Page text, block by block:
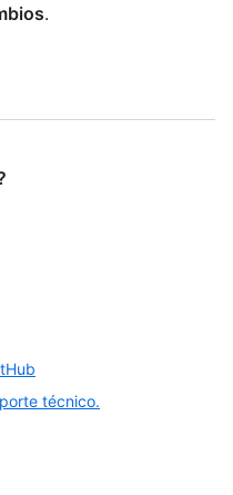
.
técnico.